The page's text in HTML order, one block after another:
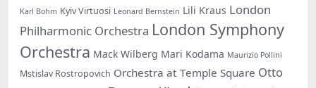
Karl Bohm Kyiv Virtuosi Leonard Bernstein Lili Kraus London
Philharmonic Orchestra London Symphony
Orchestra Mack Wilberg Mari Kodama Maurizio Pollini
Mstislav Rostropovich Orchestra at Temple Square Otto